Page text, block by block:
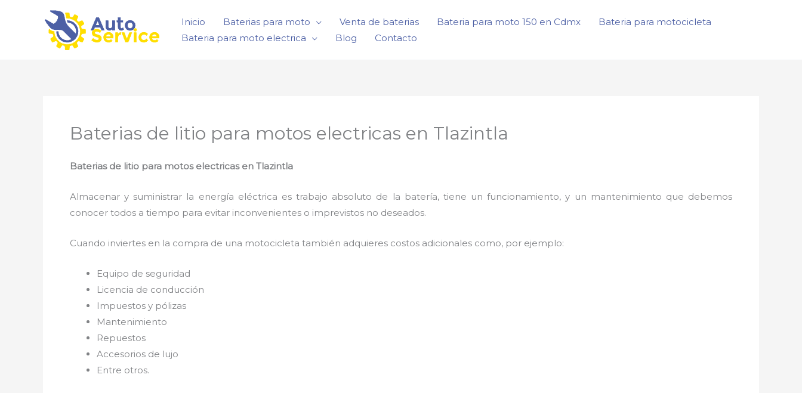
Inicio Baterias para moto Venta de baterias Bateria para moto 150 en Cdmx
Bateria para motocicleta
Bateria para moto electrica
Blog Contacto
Baterias de litio para motos electricas en Tlazintla
Baterias de litio para motos electricas en Tlazintla
Almacenar y suministrar la energía eléctrica es trabajo absoluto de la batería, tiene un funcionamiento, y un mantenimiento que debemos
conocer todos a tiempo para evitar inconvenientes o imprevistos no deseados.
Cuando inviertes en la compra de una motocicleta también adquieres costos adicionales como, por ejemplo:
Equipo de seguridad
Licencia de conducción
Impuestos y pólizas
Mantenimiento
Repuestos
Accesorios de lujo
Entre otros.